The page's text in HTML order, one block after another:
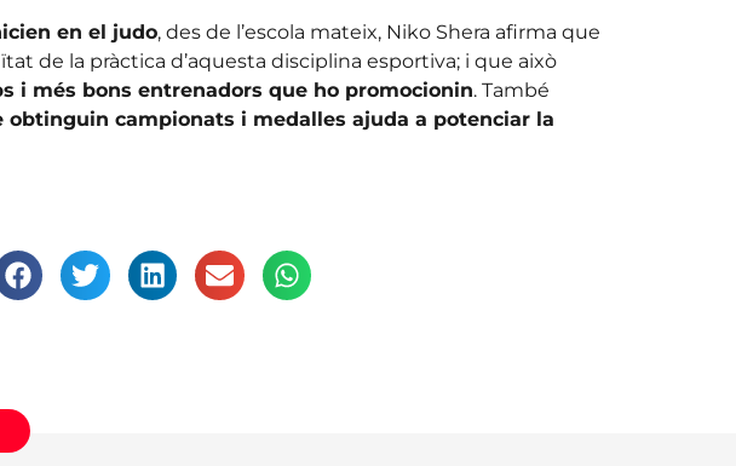
en el judo, des de l’escola mateix, Niko Shera afirma que
de la pràctica d’aquesta disciplina esportiva; i que això
i més bons entrenadors que ho promocionin. També
campionats i medalles ajuda a potenciar la